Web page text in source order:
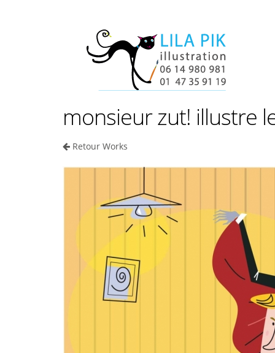
monsieur zut! illustre
Retour Works